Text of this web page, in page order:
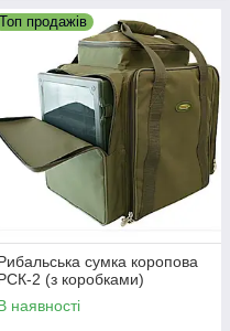
Топ продажів
сумка коропова
2 (з коробками)
наявності